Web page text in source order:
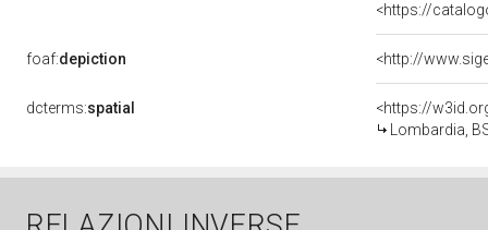
<https://
foaf:depiction <http://
dcterms:spatial
<https://
Lombardia,